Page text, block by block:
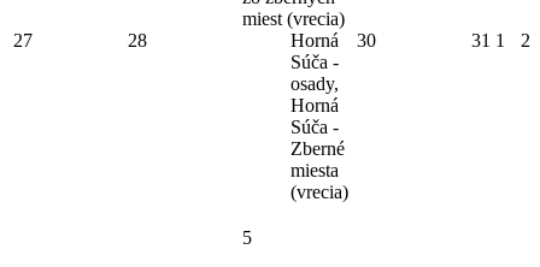
27 28
miest (vrecia)
Horná
Súča -
osady,
Horná
Súča -
Zberné
miesta
(vrecia)
30 31 1 2
5